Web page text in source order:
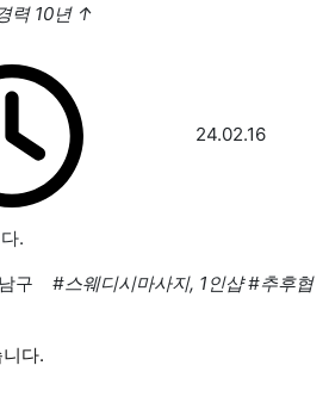
력 10년 ↑
24.02.16
.
구 #스웨디시마사지, 1인샵 #추후협
다.